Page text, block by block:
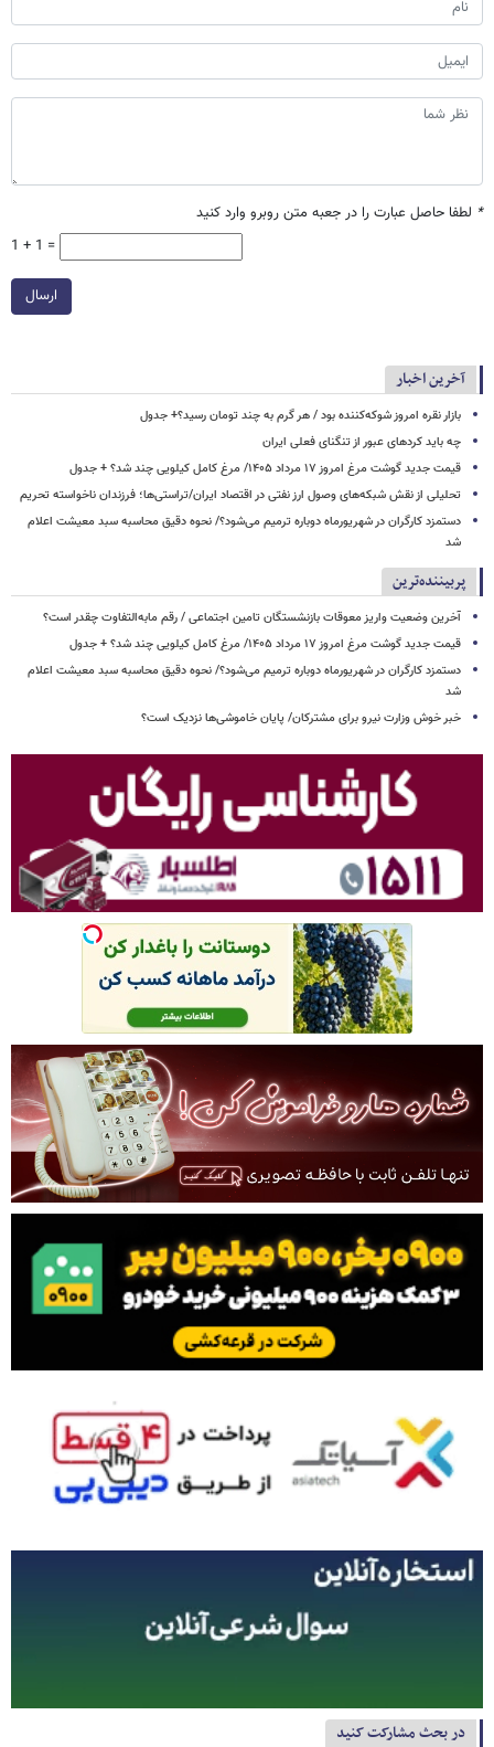
* لطفا حاصل عبارت را در جعبه متن روبرو وارد کنید
1 + 1 =
ارسال
آخرین اخبار
بازار نقره امروز شوکه‌کننده بود / هر گرم به چند تومان رسید؟+ جدول
چه باید کردهای عبور از تنگنای فعلی ایران
قیمت جدید گوشت مرغ امروز ۱۷ مرداد ۱۴۰۵/ مرغ کامل کیلویی چند شد؟ + جدول
تحلیلی از نقش شبکه‌های وصول ارز نفتی در اقتصاد ایران/تراستی‌ها؛ فرزندان ناخواسته تحریم
دستمزد کارگران در شهریورماه دوباره ترمیم می‌شود؟/ نحوه دقیق محاسبه سبد معیشت اعلام
شد
پربیننده‌ترین
آخرین وضعیت واریز معوقات بازنشستگان تامین اجتماعی / رقم مابه‌التفاوت چقدر است؟
قیمت جدید گوشت مرغ امروز ۱۷ مرداد ۱۴۰۵/ مرغ کامل کیلویی چند شد؟ + جدول
دستمزد کارگران در شهریورماه دوباره ترمیم می‌شود؟/ نحوه دقیق محاسبه سبد معیشت اعلام
شد
خبر خوش وزارت نیرو برای مشترکان/ پایان خاموشی‌ها نزدیک است؟
در بحث مشارکت کنید